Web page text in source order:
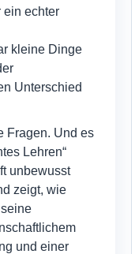
ein echter
kleine Dinge
Unterschied
Fragen. Und es
Lehren“
unbewusst
zeigt, wie
und einer